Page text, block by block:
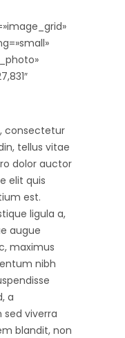
consectetur
tellus vitae
dolor auctor
elit quis
est.
ligula a,
augue
maximus
nibh
a
sed viverra
blandit, non